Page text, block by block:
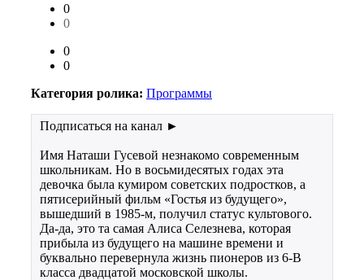
0
0
0
0
Категория ролика: Программы
Подписаться на канал ►
Имя Наташи Гусевой незнакомо современным
школьникам. Но в восьмидесятых годах эта
девочка была кумиром советских подростков, а
пятисерийный фильм «Гостья из будущего»,
вышедший в 1985-м, получил статус культового.
Да-да, это та самая Алиса Селезнева, которая
прибыла из будущего на машине времени и
буквально перевернула жизнь пионеров из 6-В
класса двадцатой московской школы.